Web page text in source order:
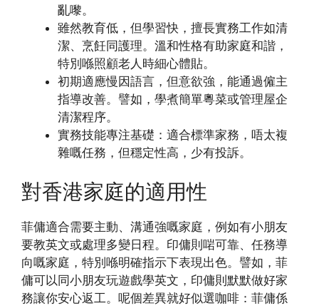
亂嚟。
雖然教育低，但學習快，擅長實務工作如清
潔、烹飪同護理。溫和性格有助家庭和諧，
特別喺照顧老人時細心體貼。
初期適應慢因語言，但意欲強，能通過僱主
指導改善。譬如，學煮簡單粵菜或管理屋企
清潔程序。
實務技能專注基礎：適合標準家務，唔太複
雜嘅任務，但穩定性高，少有投訴。
對香港家庭的適用性
菲傭適合需要主動、溝通強嘅家庭，例如有小朋友
要教英文或處理多變日程。印傭則啱可靠、任務導
向嘅家庭，特別喺明確指示下表現出色。譬如，菲
傭可以同小朋友玩遊戲學英文，印傭則默默做好家
務讓你安心返工。呢個差異就好似選咖啡：菲傭係